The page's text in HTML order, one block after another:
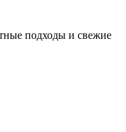
подходы и свежие